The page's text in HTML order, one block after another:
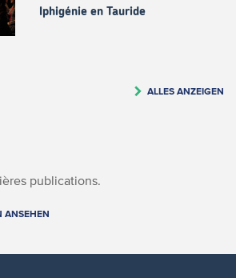
Iphigénie en Tauride
ALLES ANZEIGEN
publications.
ANSEHEN